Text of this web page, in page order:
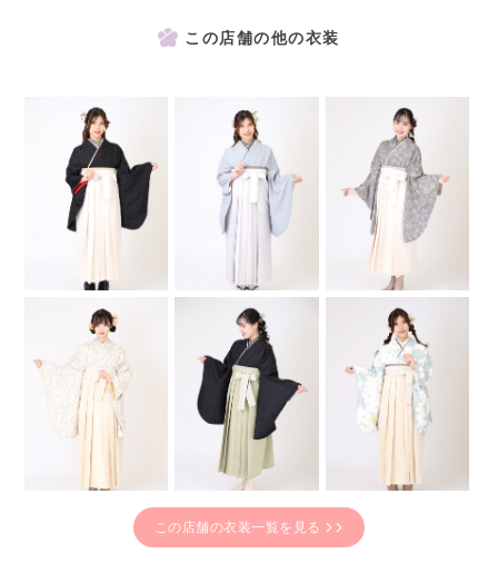
この店舗の他の衣装
この店舗の衣装一覧を見る